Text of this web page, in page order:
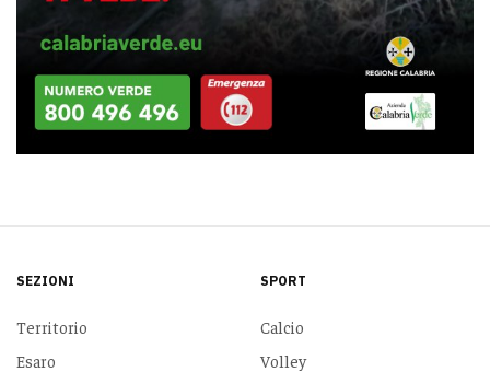
SEZIONI
Territorio
Esaro
SPORT
Calcio
Volley